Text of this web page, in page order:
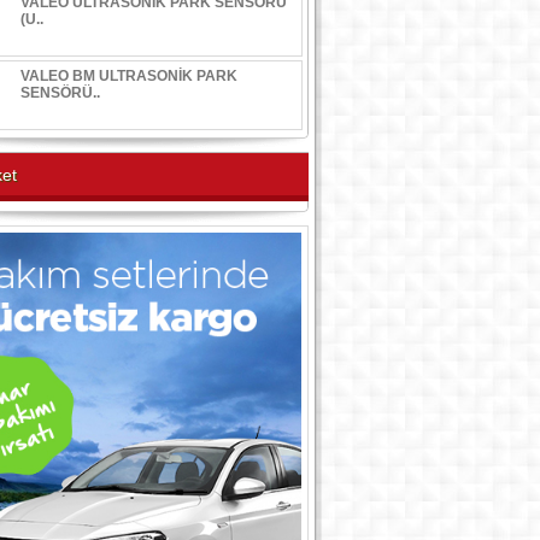
(U..
VALEO BM ULTRASONİK PARK
SENSÖRÜ..